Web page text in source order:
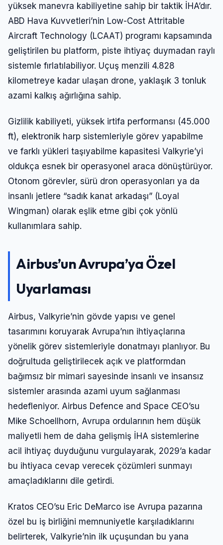
yüksek manevra kabiliyetine sahip bir taktik İHA’dır.
ABD Hava Kuvvetleri’nin Low-Cost Attritable
Aircraft Technology (LCAAT) programı kapsamında
geliştirilen bu platform, piste ihtiyaç duymadan raylı
sistemle fırlatılabiliyor. Uçuş menzili 4.828
kilometreye kadar ulaşan drone, yaklaşık 3 tonluk
azami kalkış ağırlığına sahip.
Gizlilik kabiliyeti, yüksek irtifa performansı (45.000
ft), elektronik harp sistemleriyle görev yapabilme
ve farklı yükleri taşıyabilme kapasitesi Valkyrie’yi
oldukça esnek bir operasyonel araca dönüştürüyor.
Otonom görevler, sürü dron operasyonları ya da
insanlı jetlere “sadık kanat arkadaşı” (Loyal
Wingman) olarak eşlik etme gibi çok yönlü
kullanımlara sahip.
Airbus’un Avrupa’ya Özel
Uyarlaması
Airbus, Valkyrie’nin gövde yapısı ve genel
tasarımını koruyarak Avrupa’nın ihtiyaçlarına
yönelik görev sistemleriyle donatmayı planlıyor. Bu
doğrultuda geliştirilecek açık ve platformdan
bağımsız bir mimari sayesinde insanlı ve insansız
sistemler arasında azami uyum sağlanması
hedefleniyor. Airbus Defence and Space CEO’su
Mike Schoellhorn, Avrupa ordularının hem düşük
maliyetli hem de daha gelişmiş İHA sistemlerine
acil ihtiyaç duyduğunu vurgulayarak, 2029’a kadar
bu ihtiyaca cevap verecek çözümleri sunmayı
amaçladıklarını dile getirdi.
Kratos CEO’su Eric DeMarco ise Avrupa pazarına
özel bu iş birliğini memnuniyetle karşıladıklarını
belirterek, Valkyrie’nin ilk uçuşundan bu yana